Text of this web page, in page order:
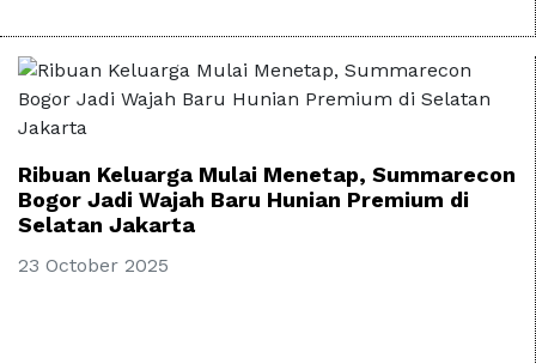
Ribuan Keluarga Mulai Menetap, Summarecon
Bogor Jadi Wajah Baru Hunian Premium di
Selatan Jakarta
23 October 2025